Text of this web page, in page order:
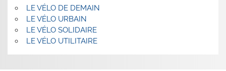
LE VÉLO DE DEMAIN
LE VÉLO URBAIN
LE VÉLO SOLIDAIRE
LE VÉLO UTILITAIRE